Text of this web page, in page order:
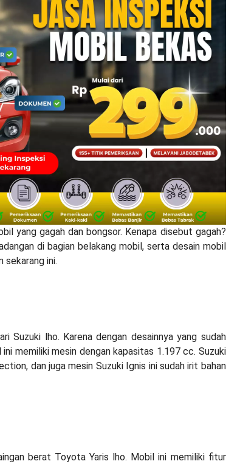
yang gagah dan bongsor. Kenapa disebut gagah?
di bagian belakang mobil, serta desain mobil
sekarang ini.
Suzuki lho. Karena dengan desainnya yang sudah
memiliki mesin dengan kapasitas 1.197 cc. Suzuki
dan juga mesin Suzuki Ignis ini sudah irit bahan
berat Toyota Yaris lho. Mobil ini memiliki fitur